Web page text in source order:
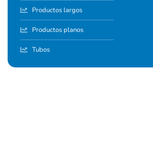
Productos largos
Productos planos
Tubos